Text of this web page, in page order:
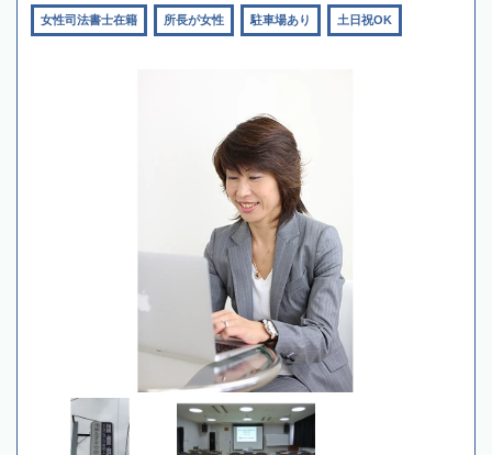
女性司法書士在籍 所長が女性 駐車場あり 土日祝OK